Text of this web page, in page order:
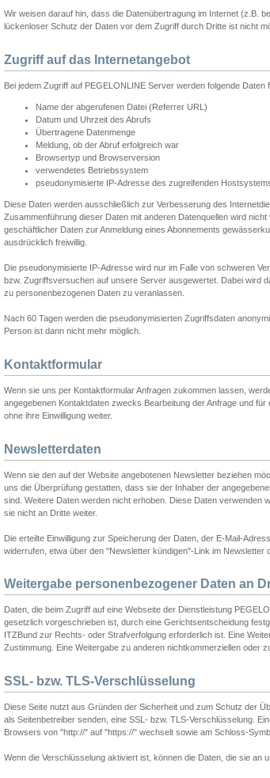
Wir weisen darauf hin, dass die Datenübertragung im Internet (z.B.
lückenloser Schutz der Daten vor dem Zugriff durch Dritte ist nicht
Zugriff auf das Internetangebot
Bei jedem Zugriff auf PEGELONLINE Server werden folgende
Name der abgerufenen Datei (Referrer URL)
Datum und Uhrzeit des Abrufs
Übertragene Datenmenge
Meldung, ob der Abruf erfolgreich war
Browsertyp und Browserversion
verwendetes Betriebssystem
pseudonymisierte IP-Adresse des zugreifenden
Diese Daten werden ausschließlich zur Verbesserung des
Zusammenführung dieser Daten mit anderen Datenquellen wird
geschäftlicher Daten zur Anmeldung eines Abonnements
ausdrücklich freiwillig.
Die pseudonymisierte IP-Adresse wird nur im Falle von schweren
bzw. Zugriffsversuchen auf unsere Server ausgewertet. Dabei wird
zu personenbezogenen Daten zu veranlassen.
Nach 60 Tagen werden die pseudonymisierten Zugriffsdaten
Person ist dann nicht mehr möglich.
Kontaktformular
Wenn sie uns per Kontaktformular Anfragen zukommen lassen,
angegebenen Kontaktdaten zwecks Bearbeitung der Anfrage und
ohne ihre Einwilligung weiter.
Newsletterdaten
Wenn sie den auf der Website angebotenen Newsletter beziehen
uns die Überprüfung gestatten, dass sie der Inhaber der
sind. Weitere Daten werden nicht erhoben. Diese Daten verwenden
sie nicht an Dritte weiter.
Die erteilte Einwilligung zur Speicherung der Daten, der E-Mail-
widerrufen, etwa über den "Newsletter kündigen"-Link im Newsletter
Weitergabe personenbezogener Daten an
Daten, die beim Zugriff auf eine Webseite der Dienstleistung
gesetzlich vorgeschrieben ist, durch eine Gerichtsentscheidung
ITZBund zur Rechts- oder Strafverfolgung erforderlich ist. Eine
Zustimmung. Eine Weitergabe zu anderen nichtkommerziellen oder
SSL- bzw. TLS-Verschlüsselung
Diese Seite nutzt aus Gründen der Sicherheit und zum Schutz der
als Seitenbetreiber senden, eine SSL- bzw. TLS-Verschlüsselung.
Browsers von "http://" auf "https://" wechselt sowie am Schloss-
Wenn die Verschlüsselung aktiviert ist, können die Daten, die sie an